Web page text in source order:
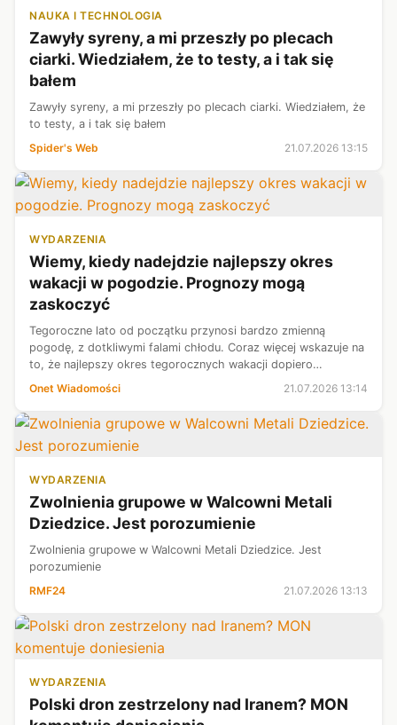
NAUKA I TECHNOLOGIA
Zawyły syreny, a mi przeszły po plecach
ciarki. Wiedziałem, że to testy, a i tak się
bałem
Zawyły syreny, a mi przeszły po plecach ciarki. Wiedziałem, że
to testy, a i tak się bałem
Spider's Web
21.07.2026 13:15
WYDARZENIA
Wiemy, kiedy nadejdzie najlepszy okres
wakacji w pogodzie. Prognozy mogą
zaskoczyć
Tegoroczne lato od początku przynosi bardzo zmienną
pogodę, z dotkliwymi falami chłodu. Coraz więcej wskazuje na
to, że najlepszy okres tegorocznych wakacji dopiero
nadejdzie, a doczekamy się go z biegiem sierpnia.
Niewykluczone, że aura zaskoczy nas...
Onet Wiadomości 21.07.2026 13:14
WYDARZENIA
Zwolnienia grupowe w Walcowni Metali
Dziedzice. Jest porozumienie
Zwolnienia grupowe w Walcowni Metali Dziedzice. Jest
porozumienie
RMF24
21.07.2026 13:13
WYDARZENIA
Polski dron zestrzelony nad Iranem? MON